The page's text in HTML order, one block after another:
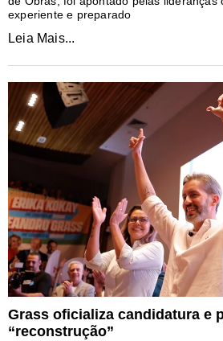
experiente e preparado
Leia Mais...
Grass oficializa candidatura e
“reconstrução”